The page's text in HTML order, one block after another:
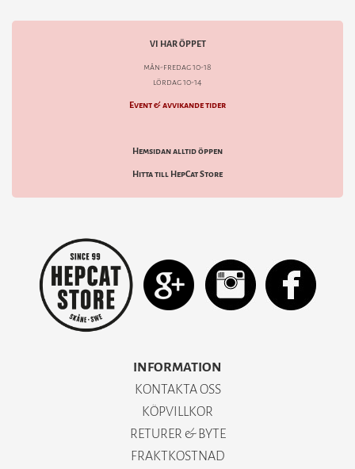
VI HAR ÖPPET
mån-fredag 10-18
lördag 10-14
Event & avvikande tider
Hemsidan alltid öppen
Hitta till HepCat Store
INFORMATION
KONTAKTA OSS
KÖPVILLKOR
RETURER & BYTE
FRAKTKOSTNAD